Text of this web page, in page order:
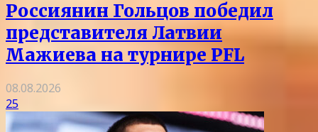
Россиянин Гольцов победил
представителя Латвии
Мажиева на турнире PFL
08.08.2026
25